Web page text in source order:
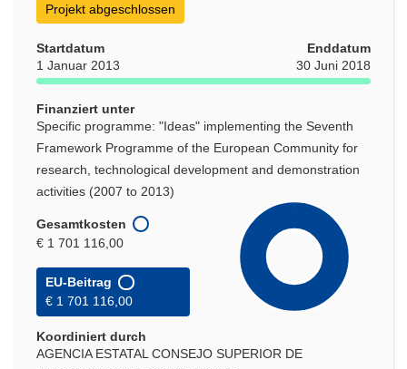
Projekt abgeschlossen
Startdatum
1 Januar 2013
Enddatum
30 Juni 2018
Finanziert unter
Specific programme: "Ideas" implementing the Seventh
Framework Programme of the European Community for
research, technological development and demonstration
activities (2007 to 2013)
Gesamtkosten
€ 1 701 116,00
EU-Beitrag
€ 1 701 116,00
Koordiniert durch
AGENCIA ESTATAL CONSEJO SUPERIOR DE